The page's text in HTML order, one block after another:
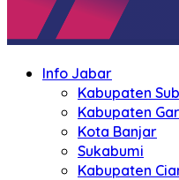
Info Jabar
Kabupaten
Kabupaten
Kota Banjar
Sukabumi
Kabupaten